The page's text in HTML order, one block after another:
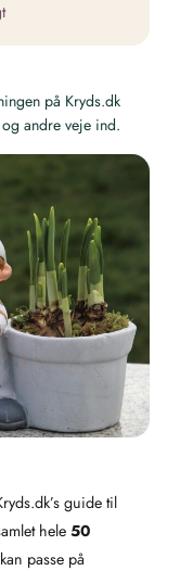
på Kryds.dk
andre veje ind.
guide til
hele 50
passe på